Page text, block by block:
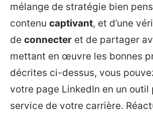
mélange de stratégie bien
contenu captivant, et d’une
de connecter et de partager
mettant en œuvre les bonnes
décrites ci-dessus, vous
votre page LinkedIn en un outil
service de votre carrière.